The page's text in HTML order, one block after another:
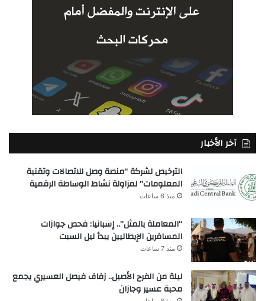
آخر الأخبار
الترخيص لشركة “منصة وصل للاتصالات وتقنية
المعلومات” لمزاولة نشاط الوساطة الرقمية
منذ 6 ساعات
“المعاملة بالمثل”.. إسبانيا: فحص جوازات
المسافرين الإيطاليين يبدأ ليل السبت
منذ 7 ساعات
ليلة من الفرح الأصيل.. زفاف فيصل العسيري يجمع
محبة عسير وجازان